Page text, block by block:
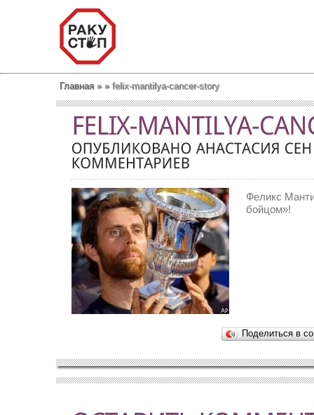
Главная » »felix-mantilya-cancer-story
Феликс
бойцом»!
Поделиться в